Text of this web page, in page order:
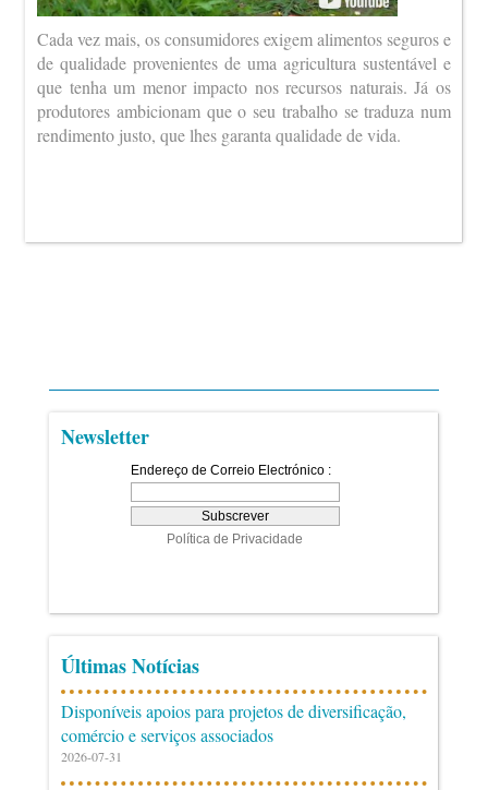
Cada vez mais, os consumidores exigem alimentos seguros e
de qualidade provenientes de uma agricultura sustentável e
que tenha um menor impacto nos recursos naturais. Já os
produtores ambicionam que o seu trabalho se traduza num
rendimento justo, que lhes garanta qualidade de vida.
Newsletter
Últimas Notícias
Disponíveis apoios para projetos de diversificação,
comércio e serviços associados
2026-07-31